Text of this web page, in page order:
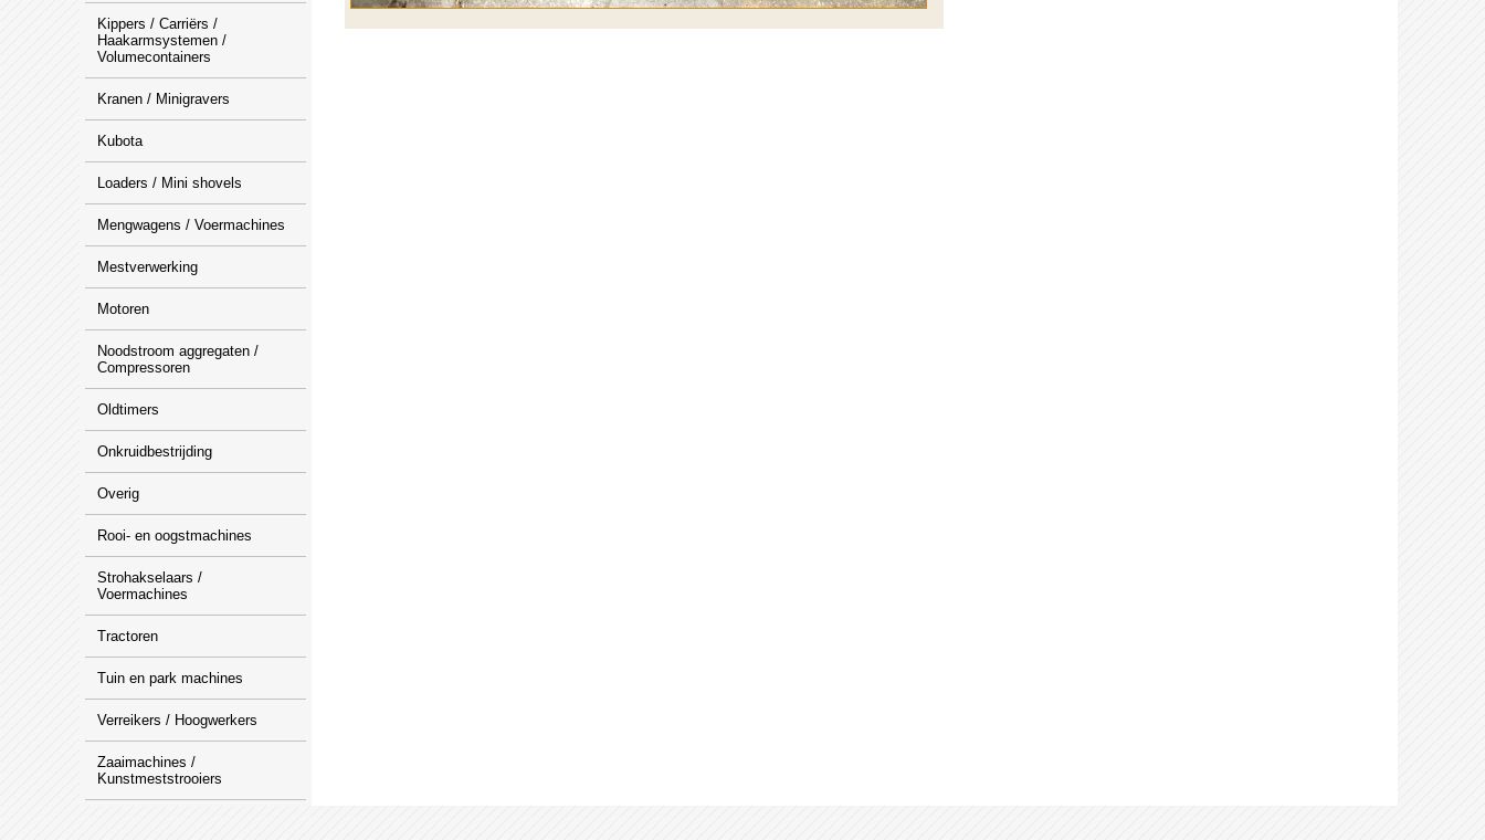
Kippers / Carriërs /
Haakarmsystemen /
Volumecontainers
Kranen / Minigravers
Kubota
Loaders / Mini shovels
Mengwagens / Voermachines
Mestverwerking
Motoren
Noodstroom aggregaten /
Compressoren
Oldtimers
Onkruidbestrijding
Overig
Rooi- en oogstmachines
Strohakselaars /
Voermachines
Tractoren
Tuin en park machines
Verreikers / Hoogwerkers
Zaaimachines /
Kunstmeststrooiers